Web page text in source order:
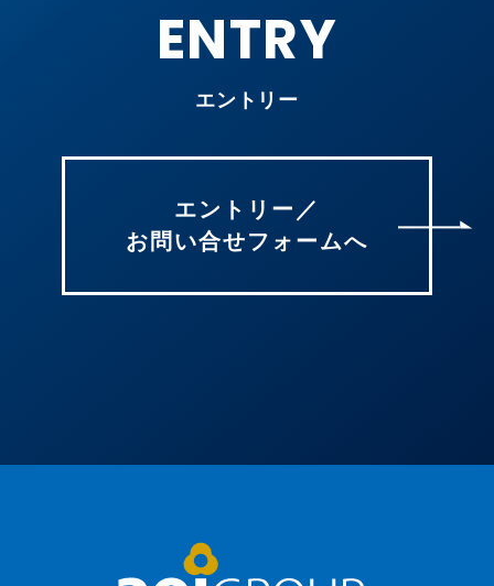
ENTRY
エントリー
エントリー／
お問い合せフォームへ